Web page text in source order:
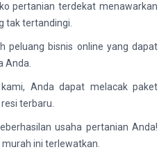
pertanian terdekat menawarkan
tak tertandingi.
peluang bisnis online yang dapat
Anda.
Anda dapat melacak paket
terbaru.
usaha pertanian Anda!
ini terlewatkan.